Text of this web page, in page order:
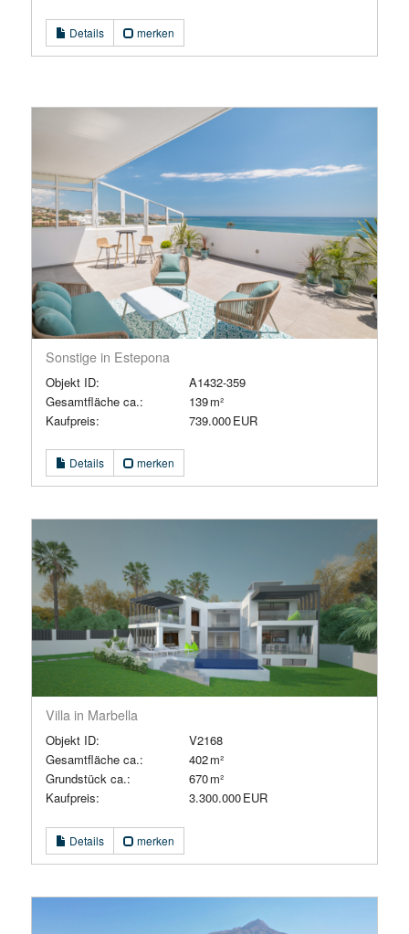
Details merken
Sonstige in Estepona
Objekt ID:
A1432-359
Gesamtfläche ca.:
139 m²
Kaufpreis:
739.000 EUR
Details merken
Villa in Marbella
Objekt ID:
V2168
Gesamtfläche ca.:
402 m²
Grund­stück ca.:
670 m²
Kaufpreis:
3.300.000 EUR
Details merken